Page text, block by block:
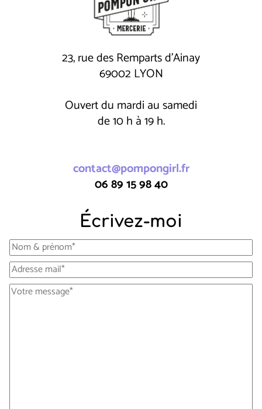
23, rue des Remparts d'Ainay
69002 LYON
Ouvert du mardi au samedi
de 10 h à 19 h.
contact@pompongirl.fr
06 89 15 98 40
Écrivez-moi